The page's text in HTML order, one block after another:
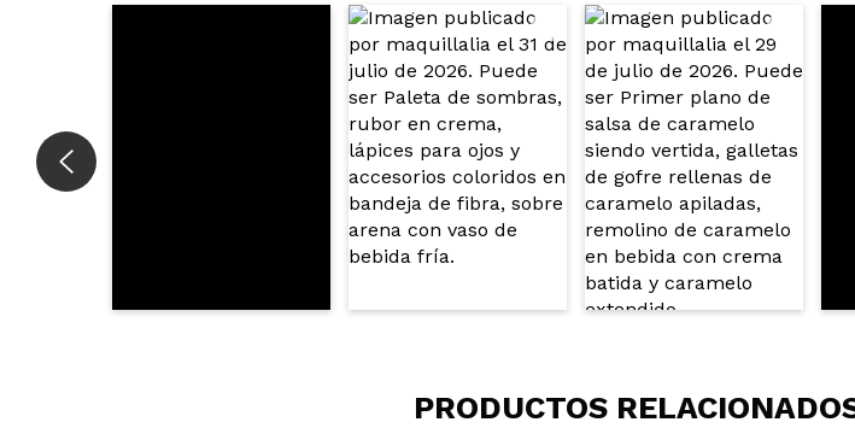
¿Recomendarías su compra? Si No
ENVIAR
PRODUCTOS